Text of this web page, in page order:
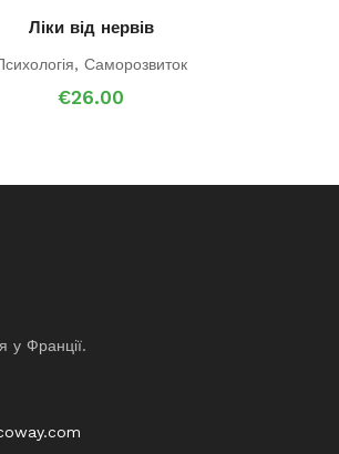
Ліки від нервів
, Саморозвиток
€26.00
у Франції.